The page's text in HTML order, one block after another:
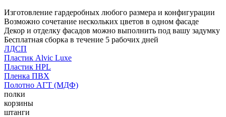
Изготовление гардеробных любого размера и конфигурации
Возможно сочетание нескольких цветов в одном фасаде
Декор и отделку фасадов можно выполнить под вашу задумку
Бесплатная сборка в течение 5 рабочих дней
ЛДСП
Пластик Alvic Luxe
Пластик HPL
Пленка ПВХ
Полотно АГТ (МДФ)
полки
корзины
штанги